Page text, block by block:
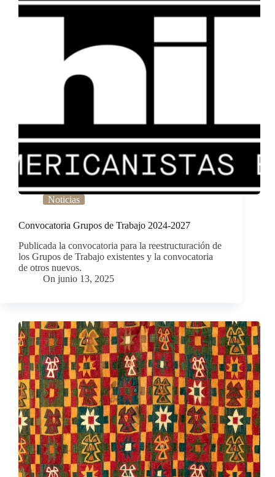
Noticias
Convocatoria Grupos de Trabajo 2024-2027
Publicada la convocatoria para la reestructuración de
los Grupos de Trabajo existentes y la convocatoria
de otros nuevos.
On junio 13, 2025